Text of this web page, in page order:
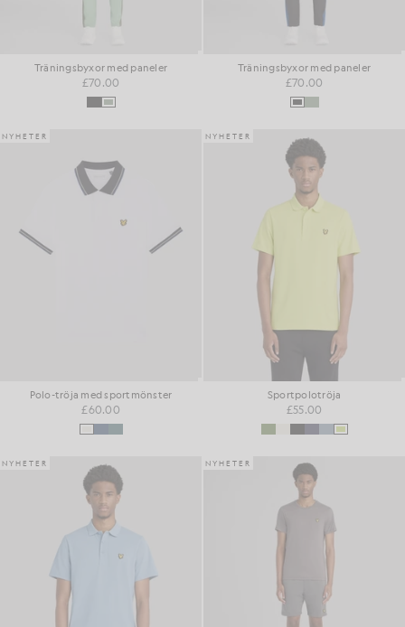
Träningsbyxor med paneler
£70.00
Träningsbyxor med paneler
£70.00
NYHETER
Polo-tröja med sportmönster
£60.00
NYHETER
Sportpolotröja
£55.00
NYHETER NYHETER